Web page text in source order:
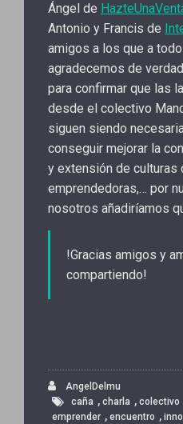
Ángel de
Antonio y Francis de
amigos a los que a
agradecemos de
para confirmar que las
desde el colectivo
siguen siendo
conseguir mejorar la
y extensión de culturas
emprendedoras,… por
nosotros añadiríamos
!Gracias amigos y
compartiendo!
AngelDelmu
caña , charla , colectivo
emprender , encuentro ,